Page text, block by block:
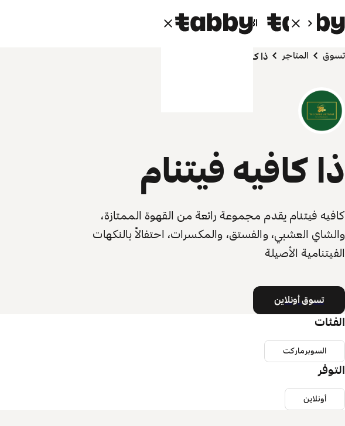
الأفراد الشركاء
تسوق المتاجر ذا كافيه فيتنام
ذا كافيه فيتنام
كافيه فيتنام يقدم مجموعة رائعة من القهوة الممتازة،
والشاي العشبي، والفستق، والمكسرات، احتفالاً بالنكهات
الفيتنامية الأصيلة
تسوق أونلاين
الفئات
السوبرماركت
التوفر
أونلاين